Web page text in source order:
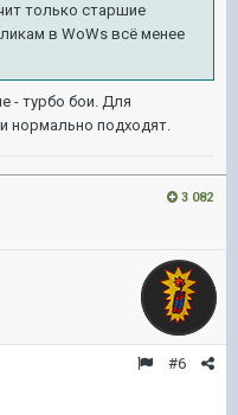
только старшие
в WoWs всё менее
- турбо бои. Для
нормально подходят.
3 082
#6